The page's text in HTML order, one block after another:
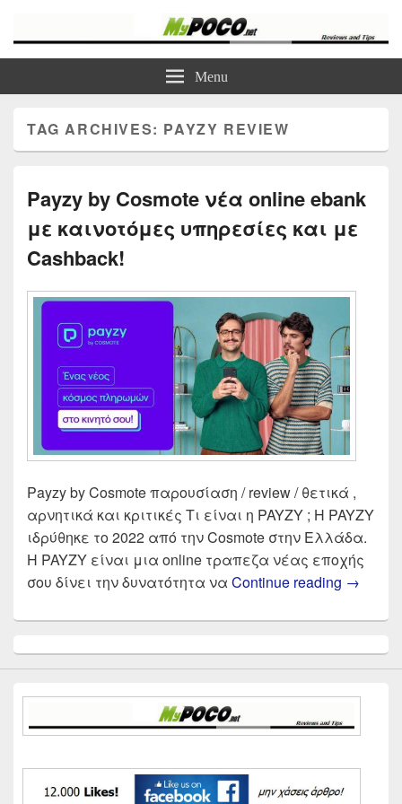
Τα καλύτερα Reviews , Συγκρίσεις , VPN , Webhosting
Menu
TAG ARCHIVES: PAYZY REVIEW
Payzy by Cosmote νέα online ebank
με καινοτόμες υπηρεσίες και με
Cashback!
Payzy by Cosmote παρουσίαση / review / θετικά ,
αρνητικά και κριτικές Τι είναι η PAYZY ; Η PAYZY
ιδρύθηκε το 2022 από την Cosmote στην Ελλάδα.
Η PAYZY είναι μια online τραπεζα νέας εποχής
σου δίνει την δυνατότητα να Continue reading Payzy
→
Sidebar
Widget